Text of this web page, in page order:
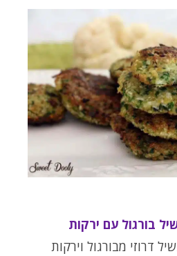
בורגול עם ירקות
דרוזי מבורגול וירקות